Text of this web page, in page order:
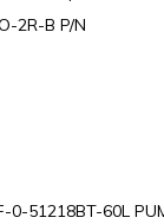
2R-B P/N
0-51218BT-60L